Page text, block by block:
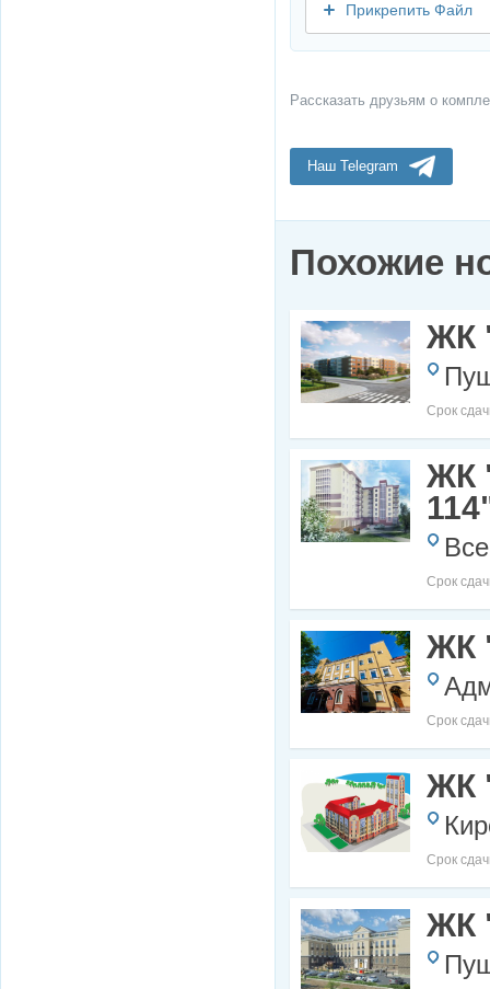
Прикрепить Файл
Рассказать друзьям о
Наш Telegram
Похожие
ЖК
Срок
ЖК
Срок
ЖК
Срок
ЖК
Срок
ЖК